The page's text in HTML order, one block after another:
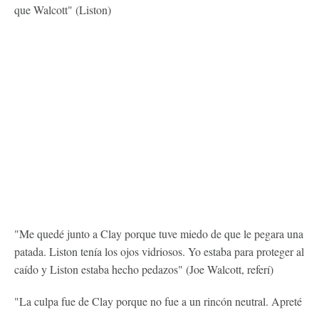
que Walcott" (Liston)
"Me quedé junto a Clay porque tuve miedo de que le pegara una
patada. Liston tenía los ojos vidriosos. Yo estaba para proteger al
caído y Liston estaba hecho pedazos" (Joe Walcott, referí)
"La culpa fue de Clay porque no fue a un rincón neutral. Apreté